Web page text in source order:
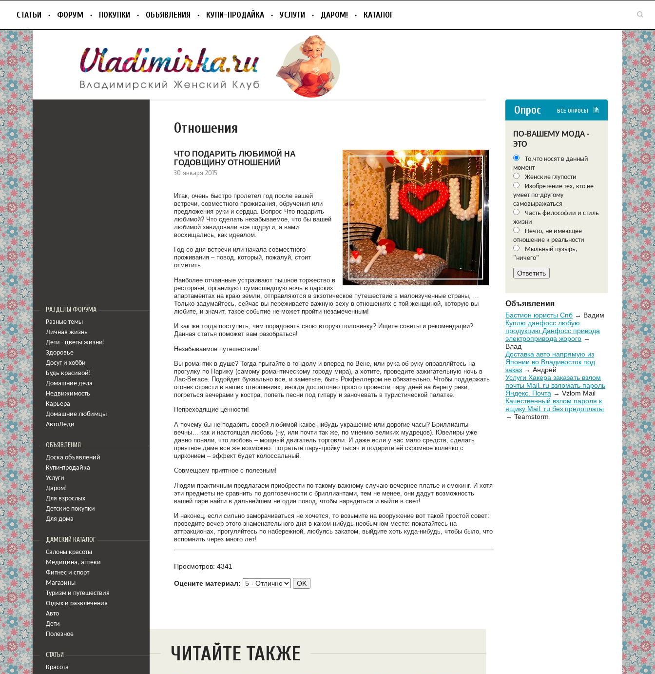
СТАТЬИ ФОРУМ ПОКУПКИ ОБЪЯВЛЕНИЯ КУПИ-ПРОДАЙКА УСЛУГИ ДАРОМ! КАТАЛОГ
РАЗДЕЛЫ ФОРУМА
Разные темы
Личная жизнь
Дети - цветы жизни!
Здоровье
Досуг и хобби
Будь красивой!
Домашние дела
Недвижимость
Карьера
Домашние любимцы
АвтоЛеди
ОБЪЯВЛЕНИЯ
Доска объявлений
Купи-продайка
Услуги
Даром!
Для взрослых
Детские покупки
Для дома
ДАМСКИЙ КАТАЛОГ
Салоны красоты
Медицина, аптеки
Фитнес и спорт
Магазины
Туризм и путешествия
Отдых и развлечения
Авто
Дети
Полезное
СТАТЬИ
Красота
Отношения
ЧТО ПОДАРИТЬ ЛЮБИМОЙ НА
ГОДОВЩИНУ ОТНОШЕНИЙ
30 января 2015
Итак, очень быстро пролетел год после вашей
встречи, совместного проживания, обручения или
предложения руки и сердца. Вопрос Что подарить
любимой? Что сделать незабываемое, что бы вашей
любимой завидовали все подруги, а вами
восхищались, как идеалом.
Год со дня встречи или начала совместного
проживания – повод, который, пожалуй, стоит
отметить.
Наиболее отчаянные устраивают пышное торжество в
ресторане, организуют сумасшедшую ночь в царских
апартаментах на краю земли, отправляются в экзотическое путешествие в малоизученные страны, …
Только задумайтесь, сейчас вы переживаете важную веху в отношениях с той женщиной, которую вы
любите, и значит, такое событие не может пройти незамеченным!
И как же тогда поступить, чем порадовать свою вторую половинку? Ищите советы и рекомендации?
Данная статья поможет вам разобраться!
Незабываемое путешествие!
Вы романтик в душе? Тогда прыгайте в гондолу и вперед по Вене, или рука об руку оправляйтесь на
прогулку по Парижу (самому романтическому городу мира), а хотите, проведите зажигательную ночь в
Лас-Вегасе. Подойдет буквально все, и заметьте, быть Рокфеллером не обязательно. Чтобы поддержать
огонек страсти в ваших отношениях, иногда достаточно просто провести пару дней на берегу реки,
погреться вечерами у костра, попеть песни под гитару и заночевать в туристической палатке.
Непреходящие ценности!
А почему бы не подарить своей любимой какое-нибудь украшение или дорогие часы? Бриллианты
вечны… как и настоящая любовь (ну, или почти так же, по мнению великих мудрецов). Ювелиры уже
давно поняли, что любовь – мощный двигатель торговли. И даже если у вас мало средств, сделать
приятное даме все же возможно: потратьте пару-тройку тысяч и подарите ей скромное колечко с
цирконием – эффект будет колоссальный.
Совмещаем приятное с полезным!
Людям практичным предлагаем приобрести по такому важному случаю вечернее платье и смокинг. И хотя
эти предметы не сравнить по долговечности с бриллиантами, тем не менее, они дадут возможность
вашей паре найти в дальнейшем не один повод, чтобы нарядиться и выйти в свет!
И наконец, если сильно заморачиваться не хочется, то возьмите на вооружение вот такой простой совет:
проведите вечер этого знаменательного дня в каком-нибудь необычном месте: покатайтесь на
аттракционах, прогуляйтесь по набережной, любуясь закатом, выйдите хоть куда-нибудь, чтобы было, что
вспомнить через много лет!
Просмотров: 4341
Оцените материал:
ЧИТАЙТЕ ТАКЖЕ
Опрос ВСЕ ОПРОСЫ
ПО-ВАШЕМУ МОДА -
ЭТО
То,что носят в данный
момент
Женские глупости
Изобретение тех, кто не
умеет по-другому
самовыражаться
Часть философии и стиль
жизни
Нечто, не имеющее
отношение к реальности
Мыльный пузырь,
"ничего"
Объявления
Бастион юристы Спб → Вадим
Куплю данфосс любую
продукцию Данфосс привода
электропривода жорого →
Влад
Доставка авто напрямую из
Японии во Владивосток под
заказ → Андрей
Услуги Хакера заказать взлом
почты Mail. ru взломать пароль
Яндекс. Почта → Vzlom Mail
Качественный взлом пароля к
ящику Mail. ru без предоплаты
→ Teamstorm